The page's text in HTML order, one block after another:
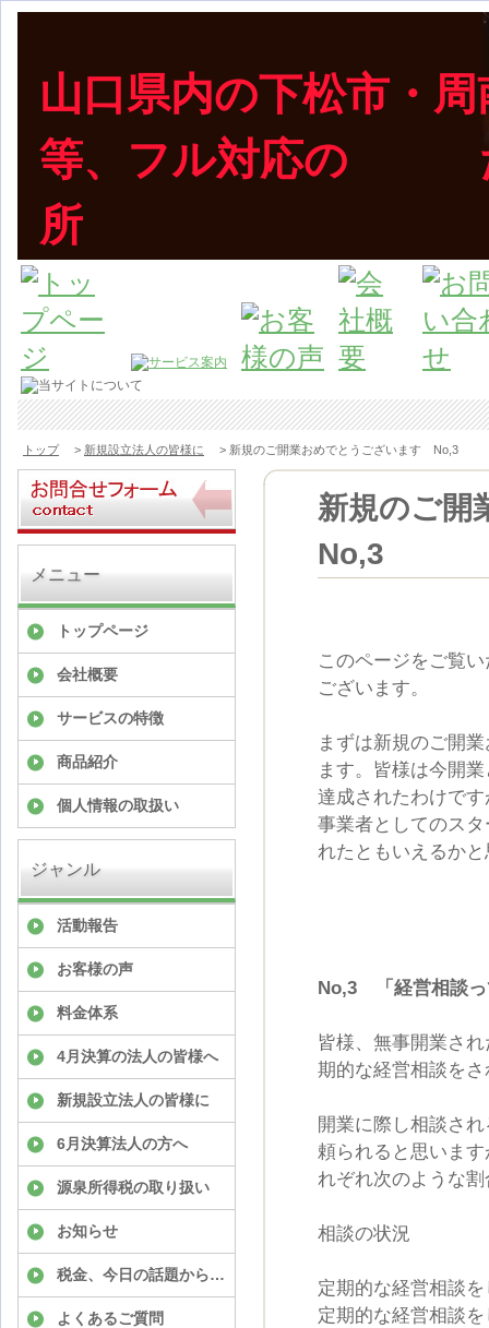
山口県内の下松市・
等、フル対応の た
所
下松市の40代税理士が、頑張る事業主を応援し
トップ > 新規設立法人の皆様に > 新規のご開業おめでとうございます No,3
メニュー
トップページ
会社概要
サービスの特徴
商品紹介
個人情報の取扱い
ジャンル
活動報告
お客様の声
料金体系
4月決算の法人の皆様へ
新規設立法人の皆様に
6月決算法人の方へ
源泉所得税の取り扱い
お知らせ
税金、今日の話題から…
よくあるご質問
新規のご
No,3
このページをご覧
ございます。
まずは新規のご開
ます。皆様は今開
達成されたわけで
事業者としてのス
れたともいえるか
No,3 「経営相談っ
皆様、無事開業さ
期的な経営相談を
開業に際し相談さ
頼られると思いま
れぞれ次のような
相談の状況
定期的な経営
定期的な経営相